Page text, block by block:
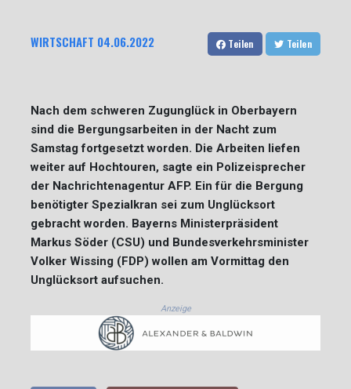
WIRTSCHAFT 04.06.2022 Teilen Teilen
Nach dem schweren Zugunglück in Oberbayern
sind die Bergungsarbeiten in der Nacht zum
Samstag fortgesetzt worden. Die Arbeiten liefen
weiter auf Hochtouren, sagte ein Polizeisprecher
der Nachrichtenagentur AFP. Ein für die Bergung
benötigter Spezialkran sei zum Unglücksort
gebracht worden. Bayerns Ministerpräsident
Markus Söder (CSU) und Bundesverkehrsminister
Volker Wissing (FDP) wollen am Vormittag den
Unglücksort aufsuchen.
Anzeige